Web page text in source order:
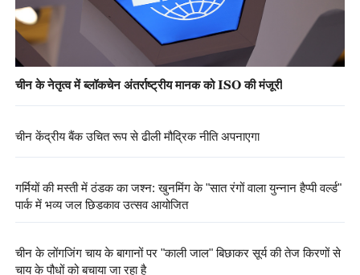
चीन के नेतृत्व में ब्लॉकचेन अंतर्राष्ट्रीय मानक को ISO की मंजूरी
चीन केंद्रीय बैंक उचित रूप से ढीली मौद्रिक नीति अपनाएगा
गर्मियों की मस्ती में ठंडक का जश्न: खुनमिंग के "सात रंगों वाला युन्नान हैप्पी वर्ल्ड"
पार्क में भव्य जल छिड़काव उत्सव आयोजित
चीन के लोंगजिंग चाय के बागानों पर "काली जाल" बिछाकर सूर्य की तेज किरणों से
चाय के पौधों को बचाया जा रहा है